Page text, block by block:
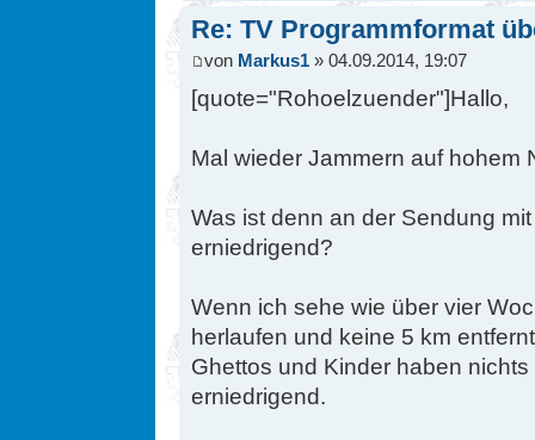
Re: TV Programmformat
von Markus1 » 04.09.2014, 19:07
[quote="Rohoelzuender"]Hallo,
Mal wieder Jammern auf hohem
Was ist denn an der Sendung
erniedrigend?
Wenn ich sehe wie über vier
herlaufen und keine 5 km
Ghettos und Kinder haben
erniedrigend.